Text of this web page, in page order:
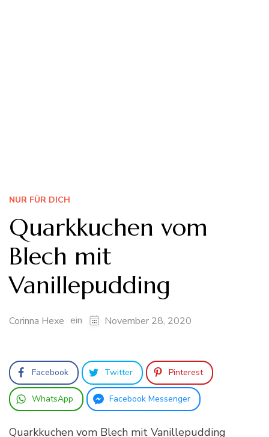
NUR FÜR DICH
Quarkkuchen vom
Blech mit
Vanillepudding
Corinna Hexe ein November 28, 2020
Facebook Twitter Pinterest
WhatsApp Facebook Messenger
Quarkkuchen vom Blech mit Vanillepudding